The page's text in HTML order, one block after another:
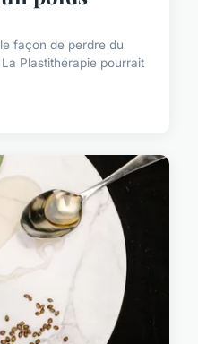
façon de perdre du
Plastithérapie pourrait